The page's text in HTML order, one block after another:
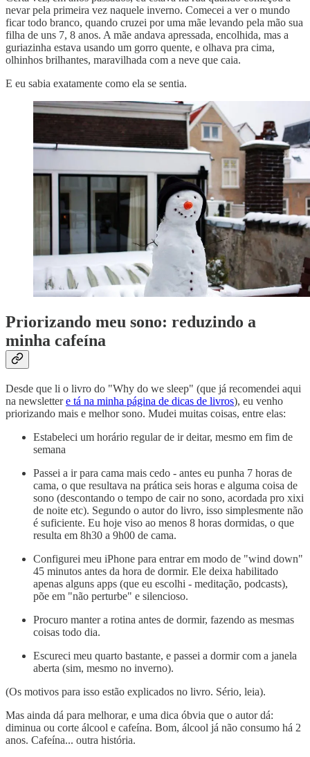
nevar pela primeira vez naquele inverno. Comecei a ver o mundo
ficar todo branco, quando cruzei por uma mãe levando pela mão sua
filha de uns 7, 8 anos. A mãe andava apressada, encolhida, mas a
guriazinha estava usando um gorro quente, e olhava pra cima,
olhinhos brilhantes, maravilhada com a neve que caia.
E eu sabia exatamente como ela se sentia.
Priorizando meu sono: reduzindo a
minha cafeína
Desde que li o livro do "Why do we sleep" (que já recomendei aqui
na newslettere tá na minha página de dicas de livros), eu venho
priorizando mais e melhor sono. Mudei muitas coisas, entre elas:
Estabeleci um horário regular de ir deitar, mesmo em fim de
semana
Passei a ir para cama mais cedo - antes eu punha 7 horas de
cama, o que resultava na prática seis horas e alguma coisa de
sono (descontando o tempo de cair no sono, acordada pro xixi
de noite etc). Segundo o autor do livro, isso simplesmente não
é suficiente. Eu hoje viso ao menos 8 horas dormidas, o que
resulta em 8h30 a 9h00 de cama.
Configurei meu iPhone para entrar em modo de "wind down"
45 minutos antes da hora de dormir. Ele deixa habilitado
apenas alguns apps (que eu escolhi - meditação, podcasts),
põe em "não perturbe" e silencioso.
Procuro manter a rotina antes de dormir, fazendo as mesmas
coisas todo dia.
Escureci meu quarto bastante, e passei a dormir com a janela
aberta (sim, mesmo no inverno).
(Os motivos para isso estão explicados no livro. Sério, leia).
Mas ainda dá para melhorar, e uma dica óbvia que o autor dá:
diminua ou corte álcool e cafeína. Bom, álcool já não consumo há 2
anos. Cafeína... outra história.